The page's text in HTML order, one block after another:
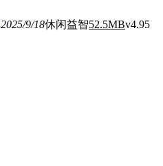
2025/9/18休闲益智52.5MBv4.95